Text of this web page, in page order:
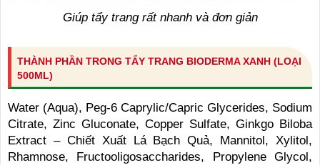
Giúp tẩy trang rất nhanh và đơn giản
THÀNH PHẦN TRONG TẨY TRANG BIODERMA XANH (LOẠI
500ML)
Water (Aqua), Peg-6 Caprylic/Capric Glycerides, Sodium
Citrate, Zinc Gluconate, Copper Sulfate, Ginkgo Biloba
Extract – Chiết Xuất Lá Bạch Quả, Mannitol, Xylitol,
Rhamnose, Fructooligosaccharides, Propylene Glycol,